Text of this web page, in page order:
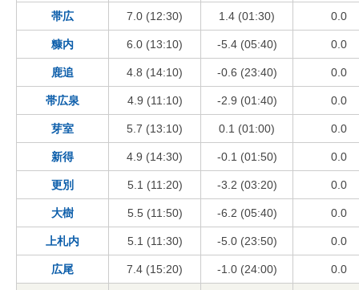
帯広 7.0 (12:30) 1.4 (01:30) 0.0
糠内 6.0 (13:10) -5.4 (05:40) 0.0
鹿追 4.8 (14:10) -0.6 (23:40) 0.0
帯広泉 4.9 (11:10) -2.9 (01:40) 0.0
芽室 5.7 (13:10) 0.1 (01:00) 0.0
新得 4.9 (14:30) -0.1 (01:50) 0.0
更別 5.1 (11:20) -3.2 (03:20) 0.0
大樹 5.5 (11:50) -6.2 (05:40) 0.0
上札内 5.1 (11:30) -5.0 (23:50) 0.0
広尾 7.4 (15:20) -1.0 (24:00) 0.0